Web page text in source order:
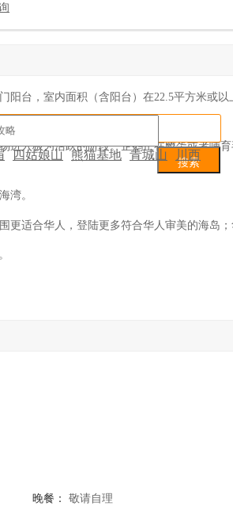
四姑娘山 熊猫基地 青城山
川西
阳台， 室内面积（含阳台）在22.5平方米或以
进入极为活跃的阶段。企鹅正在孵蛋或者哺
湾。
更适合华人 ，登陆更多符合华人审美的海岛；
晚餐： 敬请自理